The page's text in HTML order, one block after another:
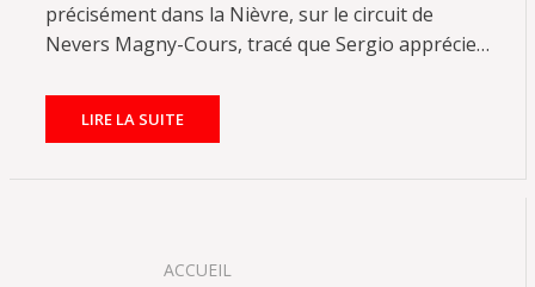
précisément dans la Nièvre, sur le circuit de
Nevers Magny-Cours, tracé que Sergio apprécie…
LIRE LA SUITE
ACCUEIL